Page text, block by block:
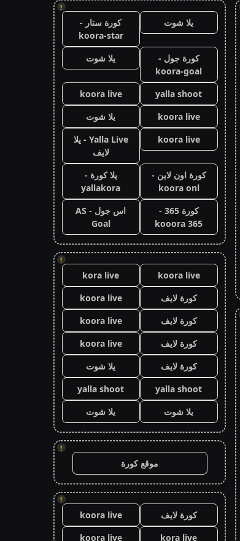
!
يلا شوت
كورة ستار -
koora-star
كورة جول -
koora-goal
يلا شوت
yalla shoot
koora live
koora live
يلا شوت
koora live
Yalla Live - يلا
لايف
كورة اون لاين -
koora onl
يلا كورة -
yallakora
كورة 365 -
kooora 365
اس جول - AS
Goal
!
koora live
kora live
كورة لايف
koora live
كورة لايف
koora live
كورة لايف
koora live
كورة لايف
يلا شوت
yalla shoot
yalla shoot
يلا شوت
يلا شوت
!
موقع كورة
!
كورة لايف
koora live
kora live
koora live